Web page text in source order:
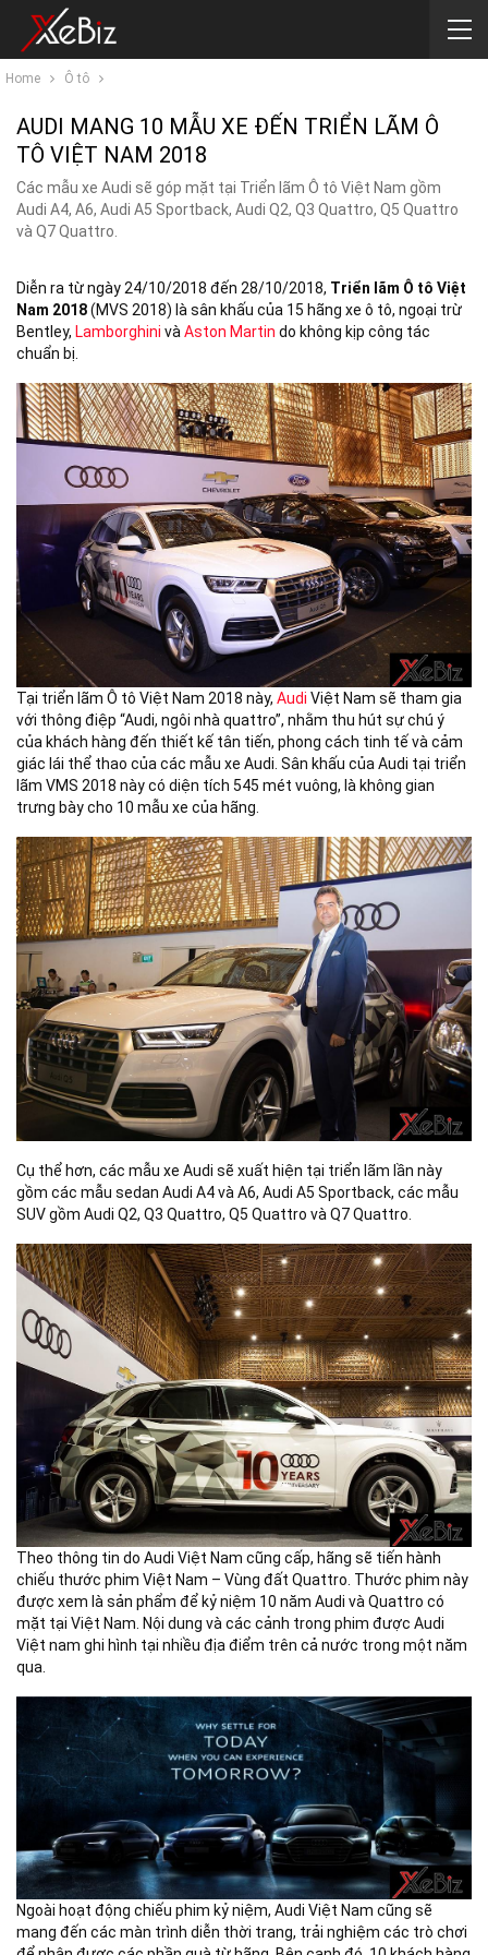
Home Ô tô
AUDI MANG 10 MẪU XE ĐẾN TRIỂN LÃM Ô
TÔ VIỆT NAM 2018
Các mẫu xe Audi sẽ góp mặt tại Triển lãm Ô tô Việt Nam gồm
Audi A4, A6, Audi A5 Sportback, Audi Q2, Q3 Quattro, Q5 Quattro
và Q7 Quattro.
Diễn ra từ ngày 24/10/2018 đến 28/10/2018, Triển lãm Ô tô Việt
Nam 2018(MVS 2018) là sân khấu của 15 hãng xe ô tô, ngoại trừ
Bentley, Lamborghini và Aston Martin do không kịp công tác
chuẩn bị.
Tại triển lãm Ô tô Việt Nam 2018 này, Audi Việt Nam sẽ tham gia
với thông điệp “Audi, ngôi nhà quattro”, nhằm thu hút sự chú ý
của khách hàng đến thiết kế tân tiến, phong cách tinh tế và cảm
giác lái thể thao của các mẫu xe Audi. Sân khấu của Audi tại triển
lãm VMS 2018 này có diện tích 545 mét vuông, là không gian
trưng bày cho 10 mẫu xe của hãng.
Cụ thể hơn, các mẫu xe Audi sẽ xuất hiện tại triển lãm lần này
gồm các mẫu sedan Audi A4 và A6, Audi A5 Sportback, các mẫu
SUV gồm Audi Q2, Q3 Quattro, Q5 Quattro và Q7 Quattro.
Theo thông tin do Audi Việt Nam cũng cấp, hãng sẽ tiến hành
chiếu thước phim Việt Nam – Vùng đất Quattro. Thước phim này
được xem là sản phẩm để kỷ niệm 10 năm Audi và Quattro có
mặt tại Việt Nam. Nội dung và các cảnh trong phim được Audi
Việt nam ghi hình tại nhiều địa điểm trên cả nước trong một năm
qua.
Ngoài hoạt động chiếu phim kỷ niệm, Audi Việt Nam cũng sẽ
mang đến các màn trình diễn thời trang, trải nghiệm các trò chơi